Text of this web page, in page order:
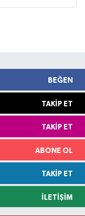
BEĞEN
TAKIP ET
TAKIP ET
ABONE OL
TAKIP ET
İLETIŞIM